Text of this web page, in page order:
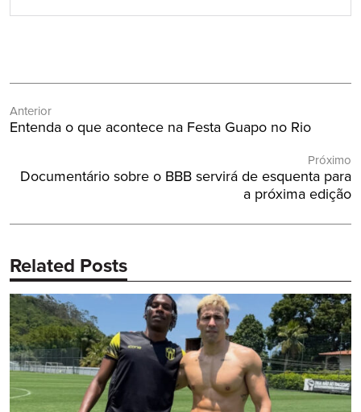
de
Anterior
Post
Entenda o que acontece na Festa Guapo no Rio
Próximo
Próximo
Documentário sobre o BBB servirá de esquenta para
a próxima edição
Related Posts